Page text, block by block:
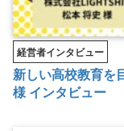
経営者インタビュー
新しい高校教育を
様 インタビュー